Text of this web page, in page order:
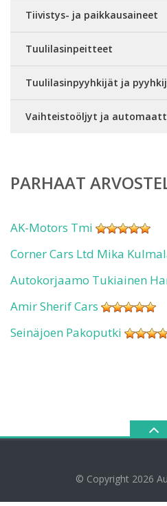
Tiivistys- ja paikkausaineet
Tuulilasinpeitteet
Tuulilasinpyyhkijät ja
Vaihteistoöljyt ja
PARHAAT
AK-Motors Tmi
Corner Cars Ltd Mika
Autokorjaamo Tukiainen
Amir Sherif Cars
Seinäjoen Pakoputki
© Copyright 2026